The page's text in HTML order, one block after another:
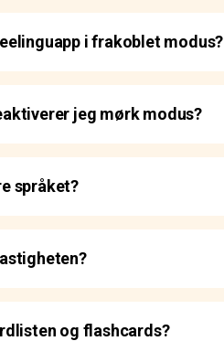
i frakoblet modus?
jeg mørk modus?
språket?
og flashcards?